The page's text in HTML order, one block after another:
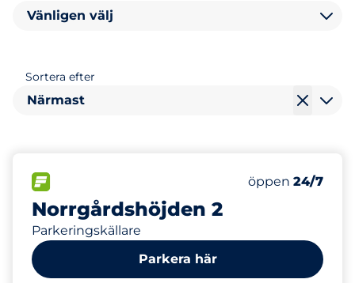
Vänligen välj
Sortera efter
Närmast
Norrgårdshöjden 2
Parkeringskällare
Antal
Electric Car
Lördag
öppen 24/7
Parkera här